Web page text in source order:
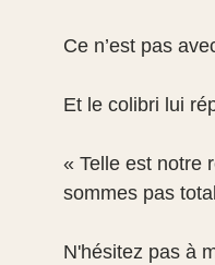
Ce n’est pas
Et le colibri lui
« Telle est notre
sommes pas
N'hésitez pas à